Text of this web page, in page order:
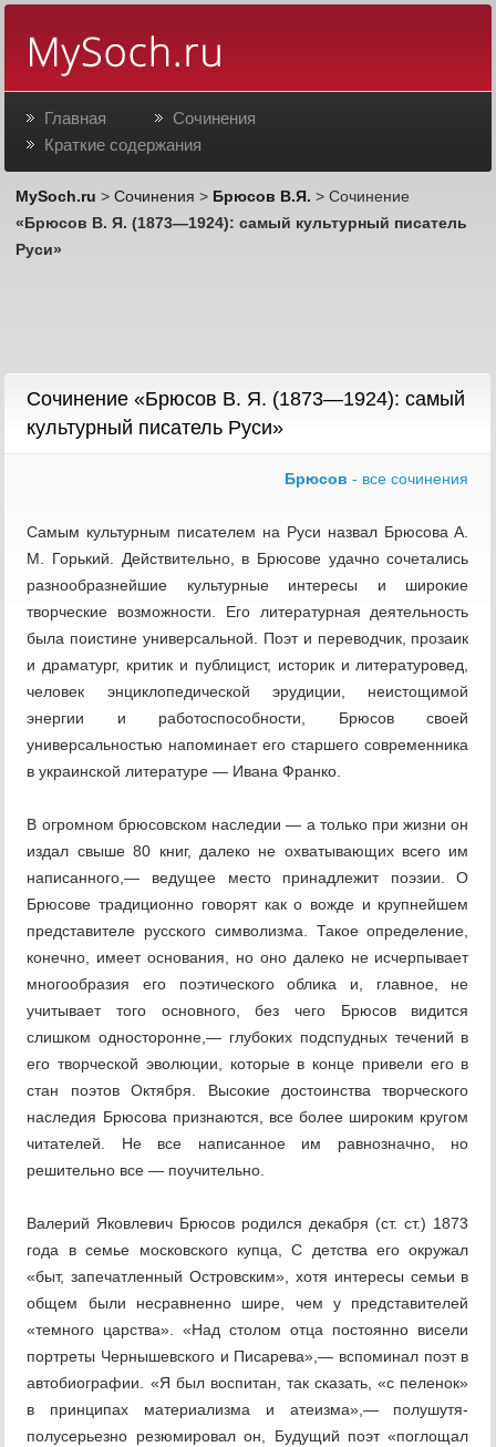
Главная
Сочинения
Краткие содержания
MySoch.ru >Сочинения > Брюсов В.Я. > Сочинение
«Брюсов В. Я. (1873—1924): самый культурный писатель
Руси»
Сочинение «Брюсов В. Я. (1873—1924): самый
культурный писатель Руси»
Брюсов - все сочинения
Самым культурным писателем на Руси назвал Брюсова А.
М. Горький. Действительно, в Брюсове удачно сочетались
разнообразнейшие культурные интересы и широкие
творческие возможности. Его литературная деятельность
была поистине универсальной. Поэт и переводчик, прозаик
и драматург, критик и публицист, историк и литературовед,
человек энциклопедической эрудиции, неистощимой
энергии и работоспособности, Брюсов своей
универсальностью напоминает его старшего современника
в украинской литературе — Ивана Франко.
В огромном брюсовском наследии — а только при жизни он
издал свыше 80 книг, далеко не охватывающих всего им
написанного,— ведущее место принадлежит поэзии. О
Брюсове традиционно говорят как о вожде и крупнейшем
представителе русского символизма. Такое определение,
конечно, имеет основания, но оно далеко не исчерпывает
многообразия его поэтического облика и, главное, не
учитывает того основного, без чего Брюсов видится
слишком односторонне,— глубоких подспудных течений в
его творческой эволюции, которые в конце привели его в
стан поэтов Октября. Высокие достоинства творческого
наследия Брюсова признаются, все более широким кругом
читателей. Не все написанное им равнозначно, но
решительно все — поучительно.
Валерий Яковлевич Брюсов родился декабря (ст. ст.) 1873
года в семье московского купца, С детства его окружал
«быт, запечатленный Островским», хотя интересы семьи в
общем были несравненно шире, чем у представителей
«темного царства». «Над столом отца постоянно висели
портреты Чернышевского и Писарева»,— вспоминал поэт в
автобиографии. «Я был воспитан, так сказать, «с пеленок»
в принципах материализма и атеизма»,— полушутя-
полусерьезно резюмировал он, Будущий поэт «поглощал